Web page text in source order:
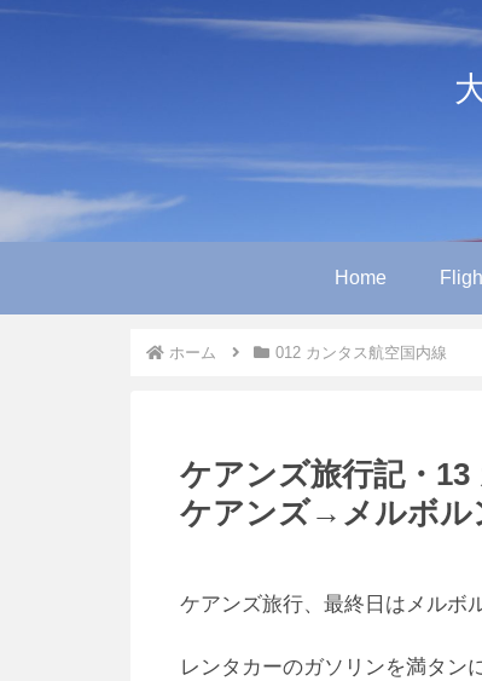
Home
ホーム 012 カンタス航空国内線
ケアンズ旅行記・13
ケアンズ→メルボル
ケアンズ旅行、最終日はメルボ
レンタカーのガソリンを満タン